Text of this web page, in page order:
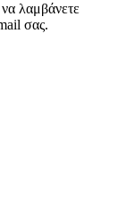
λαμβάνετε
σας.